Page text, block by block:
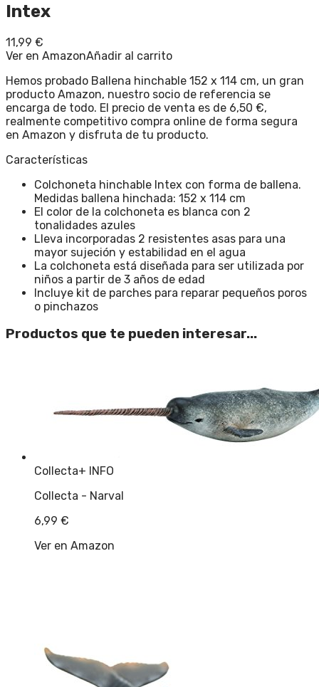
Intex
11,99 €
Ver en AmazonAñadir al carrito
Hemos probado Ballena hinchable 152 x 114 cm, un gran
producto Amazon, nuestro socio de referencia se
encarga de todo. El precio de venta es de 6,50 €,
realmente competitivo compra online de forma segura
en Amazon y disfruta de tu producto.
Características
Colchoneta hinchable Intex con forma de ballena.
Medidas ballena hinchada: 152 x 114 cm
El color de la colchoneta es blanca con 2
tonalidades azules
Lleva incorporadas 2 resistentes asas para una
mayor sujeción y estabilidad en el agua
La colchoneta está diseñada para ser utilizada por
niños a partir de 3 años de edad
Incluye kit de parches para reparar pequeños poros
o pinchazos
Productos que te pueden interesar...
Collecta+ INFO
Collecta - Narval
6,99 €
Ver en Amazon